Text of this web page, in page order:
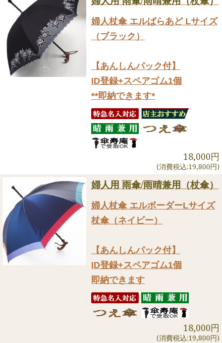
婦人杖傘 エルばらあど Lサイズ
（ブラック）
【あんしんパック付】
ID登録+スペアゴム1個
**即納できます*
18,000円
(消費税込:19,800円)
婦人用 雨傘/雨晴兼用（杖傘）
婦人杖傘 エルボーダーLサイズ
杖傘（ネイビー）
【あんしんパック付】
ID登録+スペアゴム1個
即納できます
18,000円
(消費税込:19,800円)